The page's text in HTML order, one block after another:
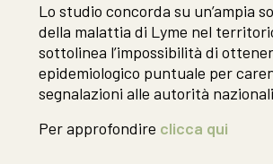
Lo studio concorda su un’ampia
della malattia di Lyme nel
sottolinea l’impossibilità di
epidemiologico puntuale per
segnalazioni alle autorità
Per approfondire clicca qui